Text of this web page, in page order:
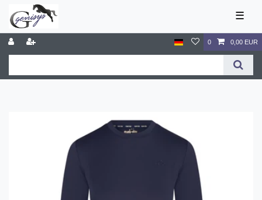
☰
0 0,00 EUR